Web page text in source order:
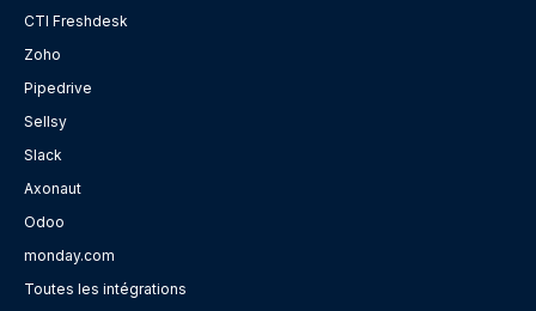
CTI Freshdesk
Zoho
Pipedrive
Sellsy
Slack
Axonaut
Odoo
monday.com
Toutes les intégrations